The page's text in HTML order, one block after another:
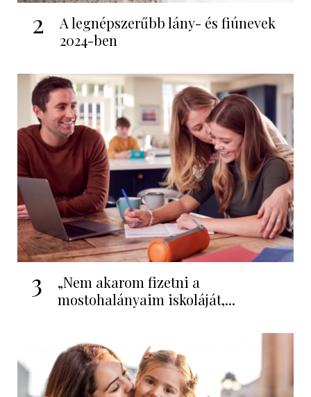
2
A legnépszerűbb lány- és fiúnevek
2024-ben
3
„Nem akarom fizetni a
mostohalányaim iskoláját,...